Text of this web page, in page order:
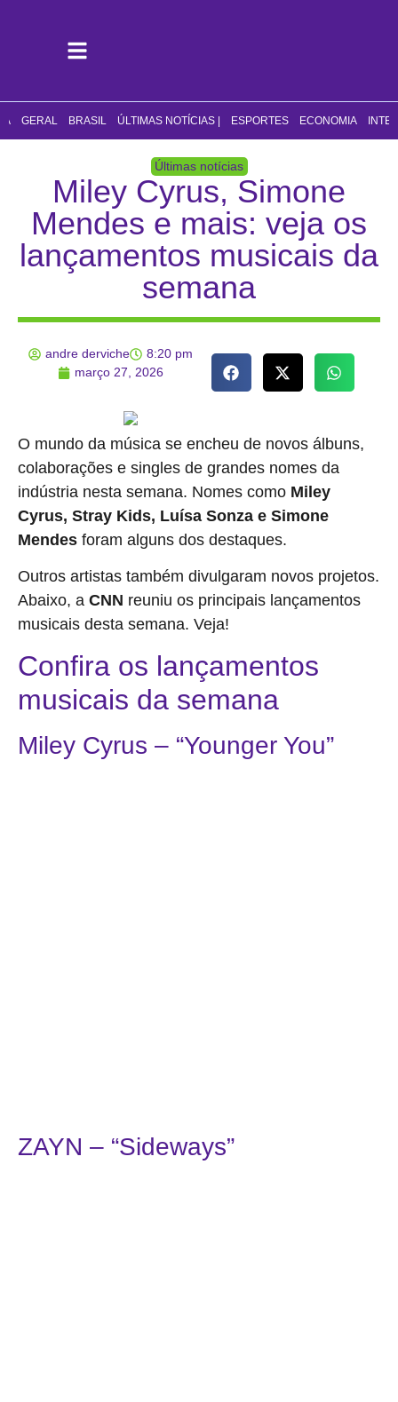
GERAL BRASIL ÚLTIMAS NOTÍCIAS | ESPORTES ECONOMIA
Últimas notícias
Miley Cyrus, Simone
Mendes e mais: veja os
lançamentos musicais da
semana
andre derviche
8:20 pm
março 27, 2026
O mundo da música se encheu de novos álbuns,
colaborações e singles de grandes nomes da
indústria nesta semana. Nomes como Miley
Cyrus, Stray Kids, Luísa Sonza e Simone
Mendes foram alguns dos destaques.
Outros artistas também divulgaram novos projetos.
Abaixo, a CNN reuniu os principais lançamentos
musicais desta semana. Veja!
Confira os lançamentos
musicais da semana
Miley Cyrus – “Younger You”
ZAYN – “Sideways”